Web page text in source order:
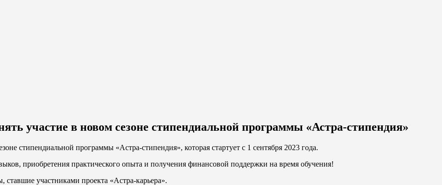
участие в новом сезоне стипендиальной программы «Астра-стипендия»
стипендиальной программы «Астра-стипендия», которая стартует с 1 сентября 2023 года.
приобретения практического опыта и получения финансовой поддержки на время обучения!
участниками проекта «Астра-карьера».